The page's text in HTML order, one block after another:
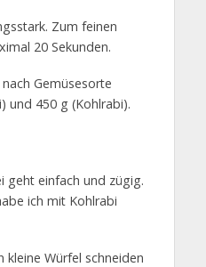
Zum feinen
20 Sekunden.
Gemüsesorte
und 450 g (Kohlrabi).
geht einfach und zügig.
ich mit Kohlrabi
kleine Würfel schneiden